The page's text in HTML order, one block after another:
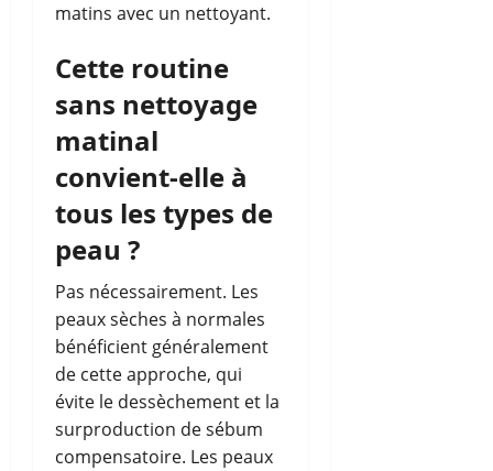
matins avec un nettoyant.
Cette routine
sans nettoyage
matinal
convient-elle à
tous les types de
peau ?
Pas nécessairement. Les
peaux sèches à normales
bénéficient généralement
de cette approche, qui
évite le dessèchement et la
surproduction de sébum
compensatoire. Les peaux